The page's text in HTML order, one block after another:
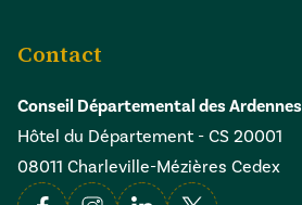
Contact
Conseil Départemental des Ardennes
Hôtel du Département - CS 20001
08011 Charleville-Mézières Cedex